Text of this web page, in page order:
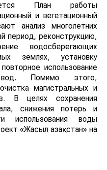
План работы
и вегетационный
анализ многолетних
период, реконструкцию,
водосберегающих
землях, установку
использование
вод. Помимо этого,
магистральных и
В целях сохранения
снижения потерь и
использования воды
«Жасыл Қазақстан» на